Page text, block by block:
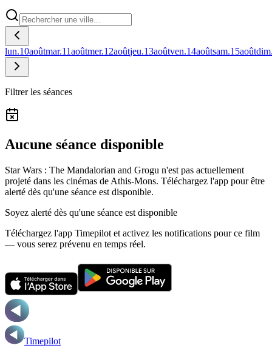
lun.10aoûtmar.11aoûtmer.12aoûtjeu.13aoûtven.14aoûtsam.15août
Filtrer les séances
Aucune séance disponible
Star Wars : The Mandalorian and Grogu n'est pas actuellement
projeté dans les cinémas de Athis-Mons. Téléchargez l'app pour être
alerté dès qu'une séance est disponible.
Soyez alerté dès qu'une séance est disponible
Téléchargez l'app Timepilot et activez les notifications pour ce film
— vous serez prévenu en temps réel.
Timepilot